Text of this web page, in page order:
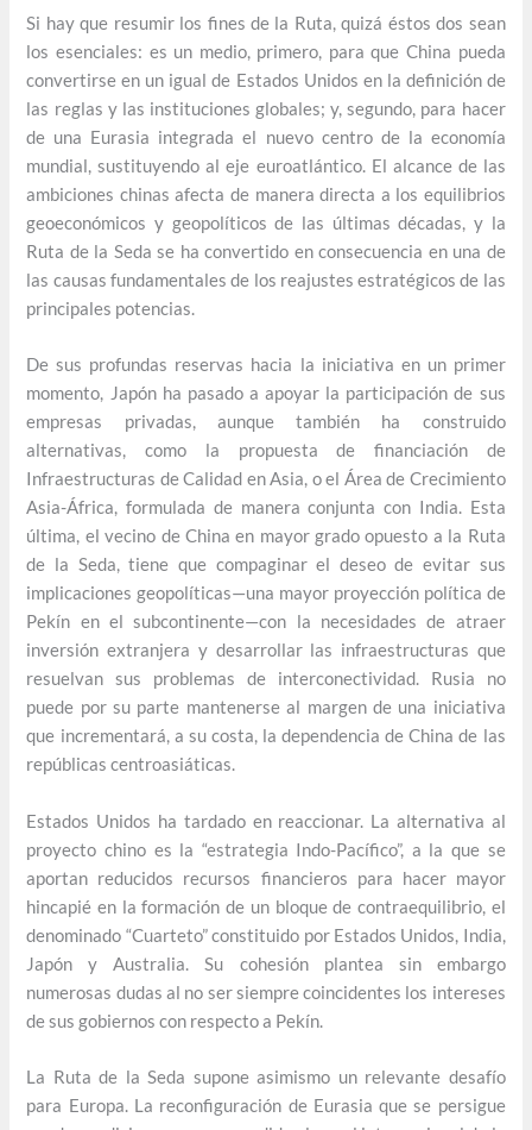
Si hay que resumir los fines de la Ruta, quizá éstos dos sean
los esenciales: es un medio, primero, para que China pueda
convertirse en un igual de Estados Unidos en la definición de
las reglas y las instituciones globales; y, segundo, para hacer
de una Eurasia integrada el nuevo centro de la economía
mundial, sustituyendo al eje euroatlántico. El alcance de las
ambiciones chinas afecta de manera directa a los equilibrios
geoeconómicos y geopolíticos de las últimas décadas, y la
Ruta de la Seda se ha convertido en consecuencia en una de
las causas fundamentales de los reajustes estratégicos de las
principales potencias.
De sus profundas reservas hacia la iniciativa en un primer
momento, Japón ha pasado a apoyar la participación de sus
empresas privadas, aunque también ha construido
alternativas, como la propuesta de financiación de
Infraestructuras de Calidad en Asia, o el Área de Crecimiento
Asia-África, formulada de manera conjunta con India. Esta
última, el vecino de China en mayor grado opuesto a la Ruta
de la Seda, tiene que compaginar el deseo de evitar sus
implicaciones geopolíticas—una mayor proyección política de
Pekín en el subcontinente—con la necesidades de atraer
inversión extranjera y desarrollar las infraestructuras que
resuelvan sus problemas de interconectividad. Rusia no
puede por su parte mantenerse al margen de una iniciativa
que incrementará, a su costa, la dependencia de China de las
repúblicas centroasiáticas.
Estados Unidos ha tardado en reaccionar. La alternativa al
proyecto chino es la “estrategia Indo-Pacífico”, a la que se
aportan reducidos recursos financieros para hacer mayor
hincapié en la formación de un bloque de contraequilibrio, el
denominado “Cuarteto” constituido por Estados Unidos, India,
Japón y Australia. Su cohesión plantea sin embargo
numerosas dudas al no ser siempre coincidentes los intereses
de sus gobiernos con respecto a Pekín.
La Ruta de la Seda supone asimismo un relevante desafío
para Europa. La reconfiguración de Eurasia que se persigue